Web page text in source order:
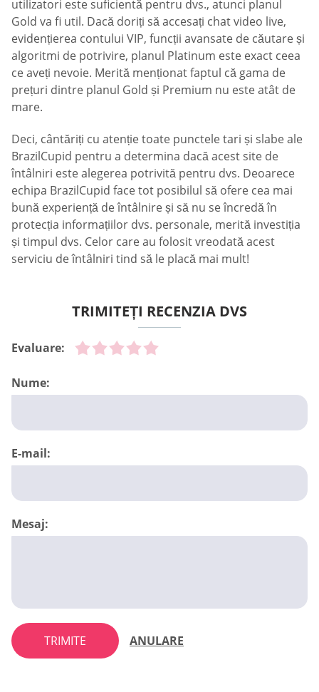
utilizatori este suficientă pentru dvs., atunci planul
Gold va fi util. Dacă doriți să accesați chat video live,
evidențierea contului VIP, funcții avansate de căutare și
algoritmi de potrivire, planul Platinum este exact ceea
ce aveți nevoie. Merită menționat faptul că gama de
prețuri dintre planul Gold și Premium nu este atât de
mare.
Deci, cântăriți cu atenție toate punctele tari și slabe ale
BrazilCupid pentru a determina dacă acest site de
întâlniri este alegerea potrivită pentru dvs. Deoarece
echipa BrazilCupid face tot posibilul să ofere cea mai
bună experiență de întâlnire și să nu se încredă în
protecția informațiilor dvs. personale, merită investiția
și timpul dvs. Celor care au folosit vreodată acest
serviciu de întâlniri tind să le placă mai mult!
TRIMITEȚI RECENZIA DVS
Evaluare:
Nume:
E-mail:
Mesaj:
TRIMITE ANULARE